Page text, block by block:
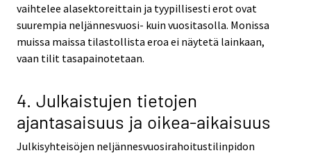
vaihtelee alasektoreittain ja tyypillisesti erot ovat
suurempia neljännesvuosi- kuin vuositasolla. Monissa
muissa maissa tilastollista eroa ei näytetä lainkaan,
vaan tilit tasapainotetaan.
4. Julkaistujen tietojen
ajantasaisuus ja oikea-aikaisuus
Julkisyhteisöjen neljännesvuosirahoitustilinpidon